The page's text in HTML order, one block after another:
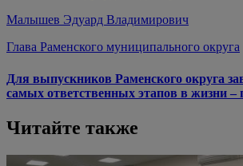
Малышев Эдуард Владимирович
Глава Раменского муниципального округа
Для выпускников Раменского округа
самых ответственных этапов в жизни –
Читайте также